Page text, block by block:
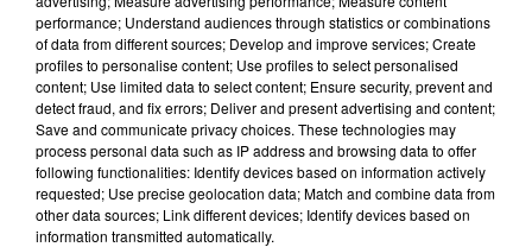
performance; Understand audiences through statistics or combinations
of data from different sources; Develop and improve services; Create
profiles to personalise content; Use profiles to select personalised
content; Use limited data to select content; Ensure security, prevent and
detect fraud, and fix errors; Deliver and present advertising and content;
Save and communicate privacy choices. These technologies may
process personal data such as IP address and browsing data to offer
following functionalities: Identify devices based on information actively
requested; Use precise geolocation data; Match and combine data from
other data sources; Link different devices; Identify devices based on
information transmitted automatically.